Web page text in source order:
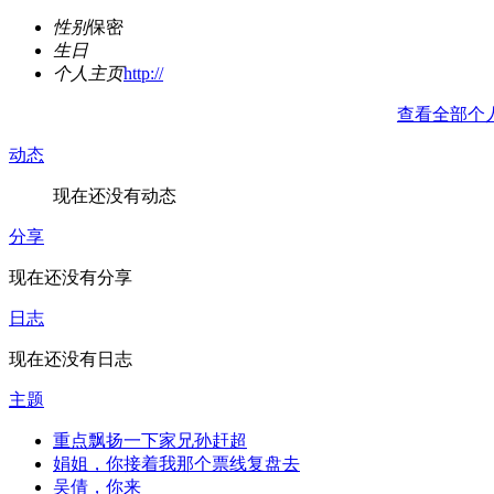
性别保密
生日
个人主页http://
查看全部个
动态
现在还没有动态
分享
现在还没有分享
日志
现在还没有日志
主题
重点飘扬一下家兄孙赶超
娟姐，你接着我那个票线复盘去
吴倩，你来